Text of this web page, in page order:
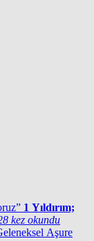
1 Yıldırım;
kez okundu